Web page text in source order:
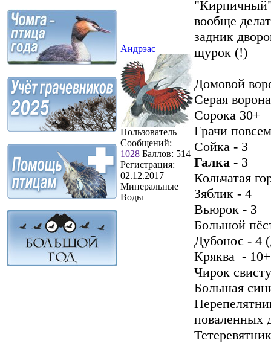
Андрэас
Пользователь
Сообщений:
1028 Баллов: 514
Регистрация:
02.12.2017
Минеральные
Воды
вообще
задник
щурок (!)
Домовой
Серая
Сорока 30+
Грачи
Сойка - 3
Галка - 3
Кольчатая
Зяблик - 4
Вьюрок - 3
Большой
Дубонос - 4
Кряква - 10+
Чирок
Большая
поваленных